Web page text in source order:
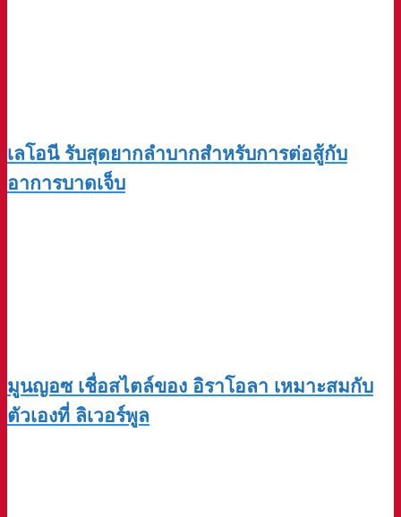
เลโอนี รับสุดยากลำบากสำหรับการต่อสู้กับ
อาการบาดเจ็บ
มูนญอซ เชื่อสไตล์ของ อิราโอลา เหมาะสมกับ
ตัวเองที่ ลิเวอร์พูล